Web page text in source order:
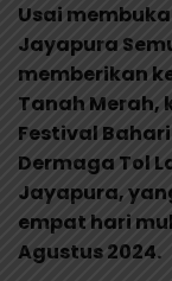
Usai membuka
Jayapura
memberikan
Tanah Merah,
Festival
Dermaga Tol
Jayapura,
empat hari
Agustus 2024.